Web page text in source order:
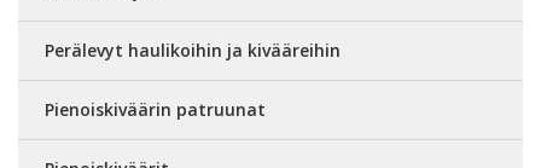
Perälevyt haulikoihin ja kivääreihin
Pienoiskiväärin patruunat